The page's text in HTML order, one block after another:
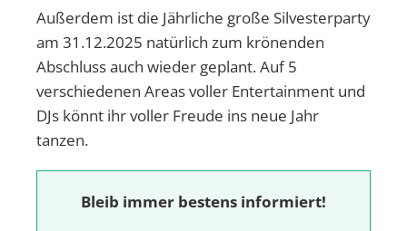
Außerdem ist die Jährliche große Silvesterparty
am 31.12.2025 natürlich zum krönenden
Abschluss auch wieder geplant. Auf 5
verschiedenen Areas voller Entertainment und
DJs könnt ihr voller Freude ins neue Jahr
tanzen.
Bleib immer bestens informiert!